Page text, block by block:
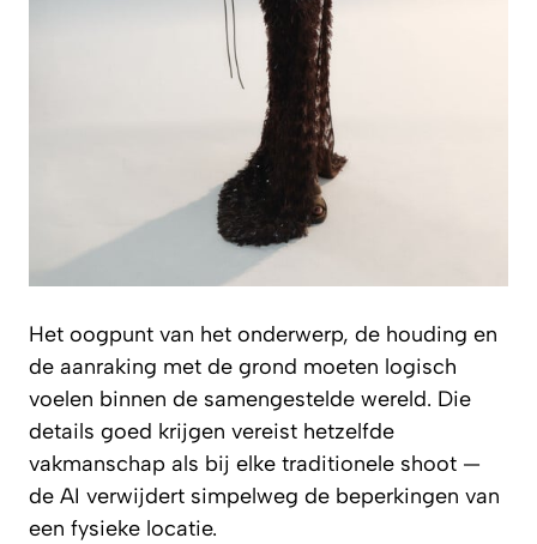
Het oogpunt van het onderwerp, de houding en
de aanraking met de grond moeten logisch
voelen binnen de samengestelde wereld. Die
details goed krijgen vereist hetzelfde
vakmanschap als bij elke traditionele shoot —
de AI verwijdert simpelweg de beperkingen van
een fysieke locatie.